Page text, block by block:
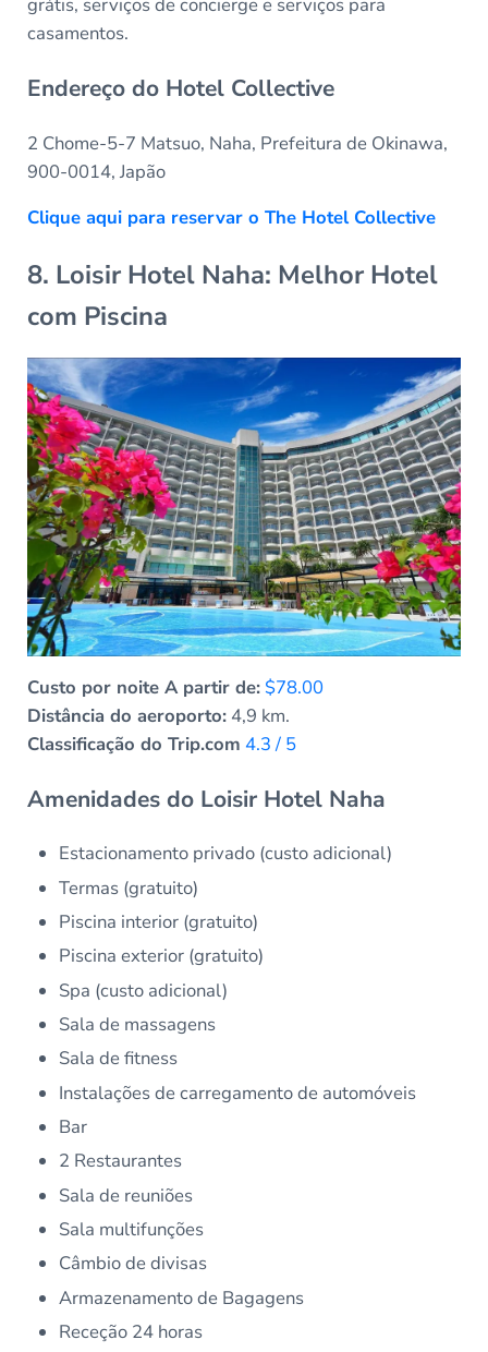
casamentos.
Endereço do Hotel Collective
2 Chome-5-7 Matsuo, Naha, Prefeitura de Okinawa,
900-0014, Japão
Clique aqui para reservar o The Hotel Collective
8. Loisir Hotel Naha: Melhor Hotel
com Piscina
Custo por noite A partir de: $78.00
Distância do aeroporto:4,9 km.
Classificação do Trip.com 4.3 / 5
Amenidades do Loisir Hotel Naha
Estacionamento privado (custo adicional)
Termas (gratuito)
Piscina interior (gratuito)
Piscina exterior (gratuito)
Spa (custo adicional)
Sala de massagens
Sala de fitness
Instalações de carregamento de automóveis
Bar
2 Restaurantes
Sala de reuniões
Sala multifunções
Câmbio de divisas
Armazenamento de Bagagens
Receção 24 horas